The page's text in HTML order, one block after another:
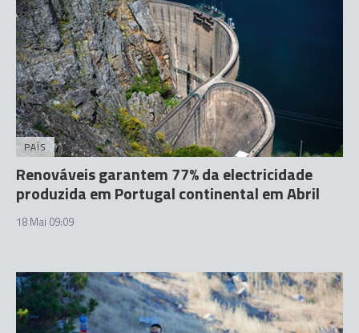
PAÍS
Renováveis garantem 77% da electricidade
produzida em Portugal continental em Abril
18 Mai 09:09